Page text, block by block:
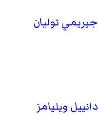
جيريمي توليان
دانييل ويليامز